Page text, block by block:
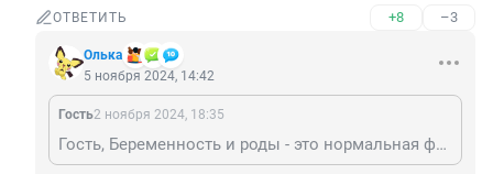
ОТВЕТИТЬ +8 –3
Олька
5 ноября 2024, 14:42
Гость2 ноября 2024, 18:35
Гость, Беременность и роды - это нормальная функция организма, а не "огромный риск". Какая-то нездоровая тенденция считать, что родила - значит, героиня. У меня трое детей, ничего сверх ординарного в этом не вижу, родила и родила, что такого.